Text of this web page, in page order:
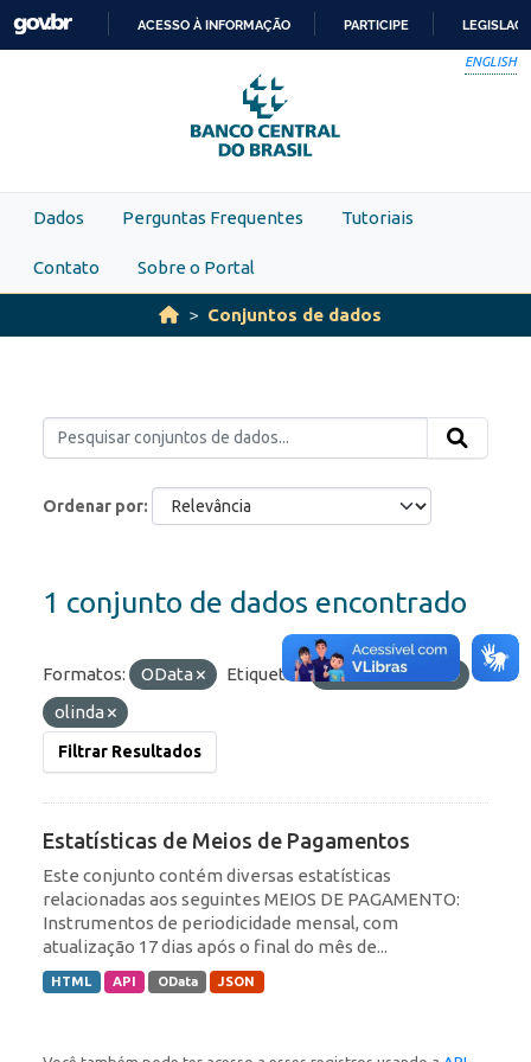
Skip to main content
PARA
O
CONTEÚDO
ACESSO À INFORMAÇÃO PARTICIPE
ENGLISH
Dados Perguntas Frequentes Tutoriais
Contato Sobre o Portal
Conjuntos de dados
Ordenar por
1 conjunto de dados encontrado
Formatos: OData Etiquetas:
Transferências
olinda
Filtrar Resultados
Estatísticas de Meios de Pagamentos
Este conjunto contém diversas estatísticas
relacionadas aos seguintes MEIOS DE PAGAMENTO:
Instrumentos de periodicidade mensal, com
atualização 17 dias após o final do mês de...
HTML API OData JSON